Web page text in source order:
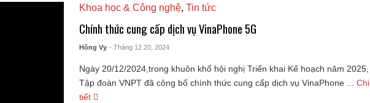
Khoa học & Công nghệ, Tin tức
Chính thức cung cấp dịch vụ VinaPhone 5G
Hồng Vy - Tháng 12 20, 2024
Ngày 20/12/2024,trong khuôn khổ hội nghị Triển khai Kế hoạch năm 2025,
Tập đoàn VNPT đã công bố chính thức cung cấp dịch vụ VinaPhone ...
Chi
tiết